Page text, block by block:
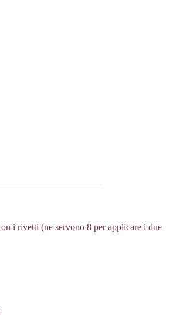
i rivetti (ne servono 8 per applicare i due